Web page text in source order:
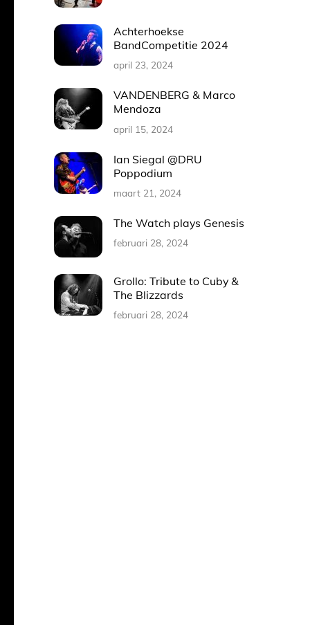
Achterhoekse
BandCompetitie 2024
april 23, 2024
VANDENBERG & Marco
Mendoza
april 15, 2024
Ian Siegal @DRU
Poppodium
maart 21, 2024
The Watch plays Genesis
februari 28, 2024
Grollo: Tribute to Cuby &
The Blizzards
februari 28, 2024